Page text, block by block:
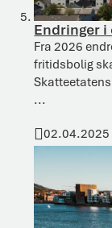
Endringer
Fra 2026
fritidsbolig
...
Publisert
02.04.2025